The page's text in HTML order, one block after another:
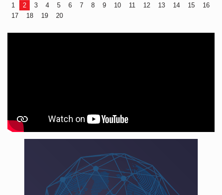
1 2 3 4 5 6 7 8 9 10 11 12 13 14 15
16
17
18 19 20